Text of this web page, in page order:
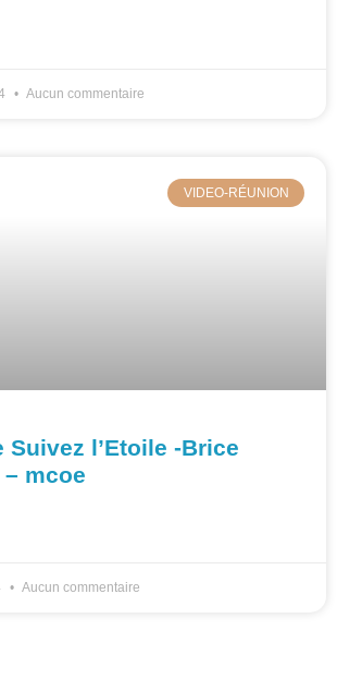
Aucun commentaire
VIDEO-RÉUNION
Suivez l’Etoile -Brice
mcoe
Aucun commentaire